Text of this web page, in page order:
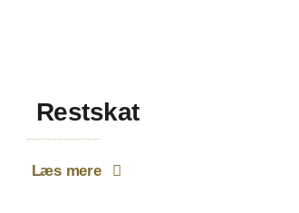
Restskat
Læs mere